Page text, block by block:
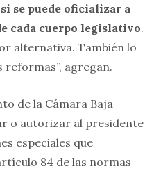
se puede oficializar a
cada cuerpo legislativo.
alternativa. También lo
agregan.
de la Cámara Baja
o autorizar al presidente
especiales que
84 de las normas